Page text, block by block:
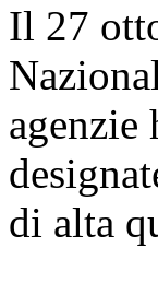
Il 27
di alta